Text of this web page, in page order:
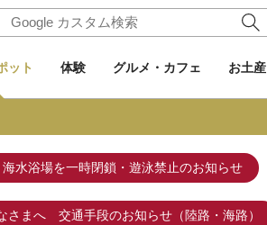
ット 体験 グルメ・カフェ お土産
水浴場を一時閉鎖・遊泳禁止のお知らせ
さまへ 交通手段のお知らせ（陸路・海路）